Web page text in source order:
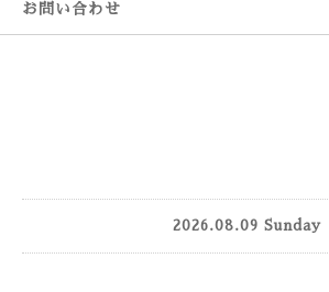
お問い合わせ
2026.08.09 Sunday